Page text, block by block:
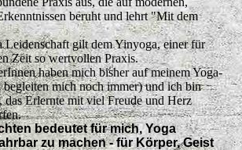
beruht und lehrt "Mit dem
Leidenschaft gilt dem Yinyoga, einer für
Zeit so wertvollen Praxis.
haben mich bisher auf meinem Yoga-
begleiten mich noch immer) und ich bin
das Erlernte mit viel Freude und Herz
bedeutet für mich, Yoga
zu machen - für Körper, Geist